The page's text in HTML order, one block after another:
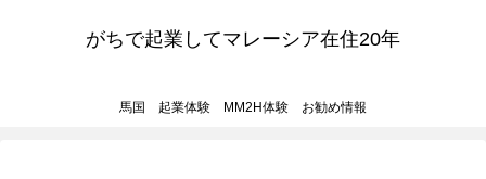
がちで起業してマレーシア在住20年
馬国 起業体験 MM2H体験 お勧め情報